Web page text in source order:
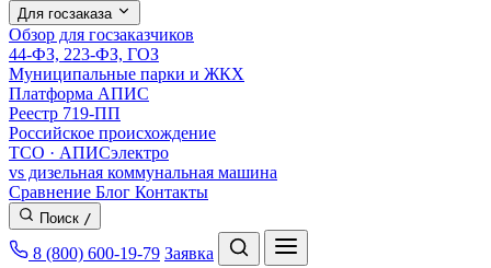
Для госзаказа
Обзор для госзаказчиков
44-ФЗ, 223-ФЗ, ГОЗ
Муниципальные парки и ЖКХ
Платформа АПИС
Реестр 719-ПП
Российское происхождение
TCO · АПИСэлектро
vs дизельная коммунальная машина
Сравнение Блог Контакты
Поиск /
8 (800) 600-19-79 Заявка